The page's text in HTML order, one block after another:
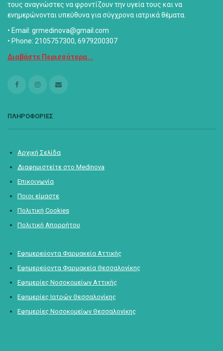
τους αναγνώστες να φροντίζουν την υγεία τους και να
ενημερώνονται υπεύθυνα για σύγχρονα ιατρικά θέματα.
• Email: grmedinova@gmail.com
• Phone: 2105757300, 6979200307
Διαβάστε Περισσότερα...
ΠΛΗΡΟΦΟΡΙΕΣ
Αρχική Σελίδα
Διαφημιστείτε στο Medinova
Επικοινωνία
Ποιοι είμαστε
Πολιτική Cookies
Πολιτική Απορρήτου
Εφημερεύοντα Φαρμακεία Αττικής
Εφημερεύοντα Φαρμακεία Θεσσαλονίκης
Εφημερίες Νοσοκομείων Αττικής
Εφημερίες Ιατρών Θεσσαλονίκης
Εφημερίες Νοσοκομείων Θεσσαλονίκης